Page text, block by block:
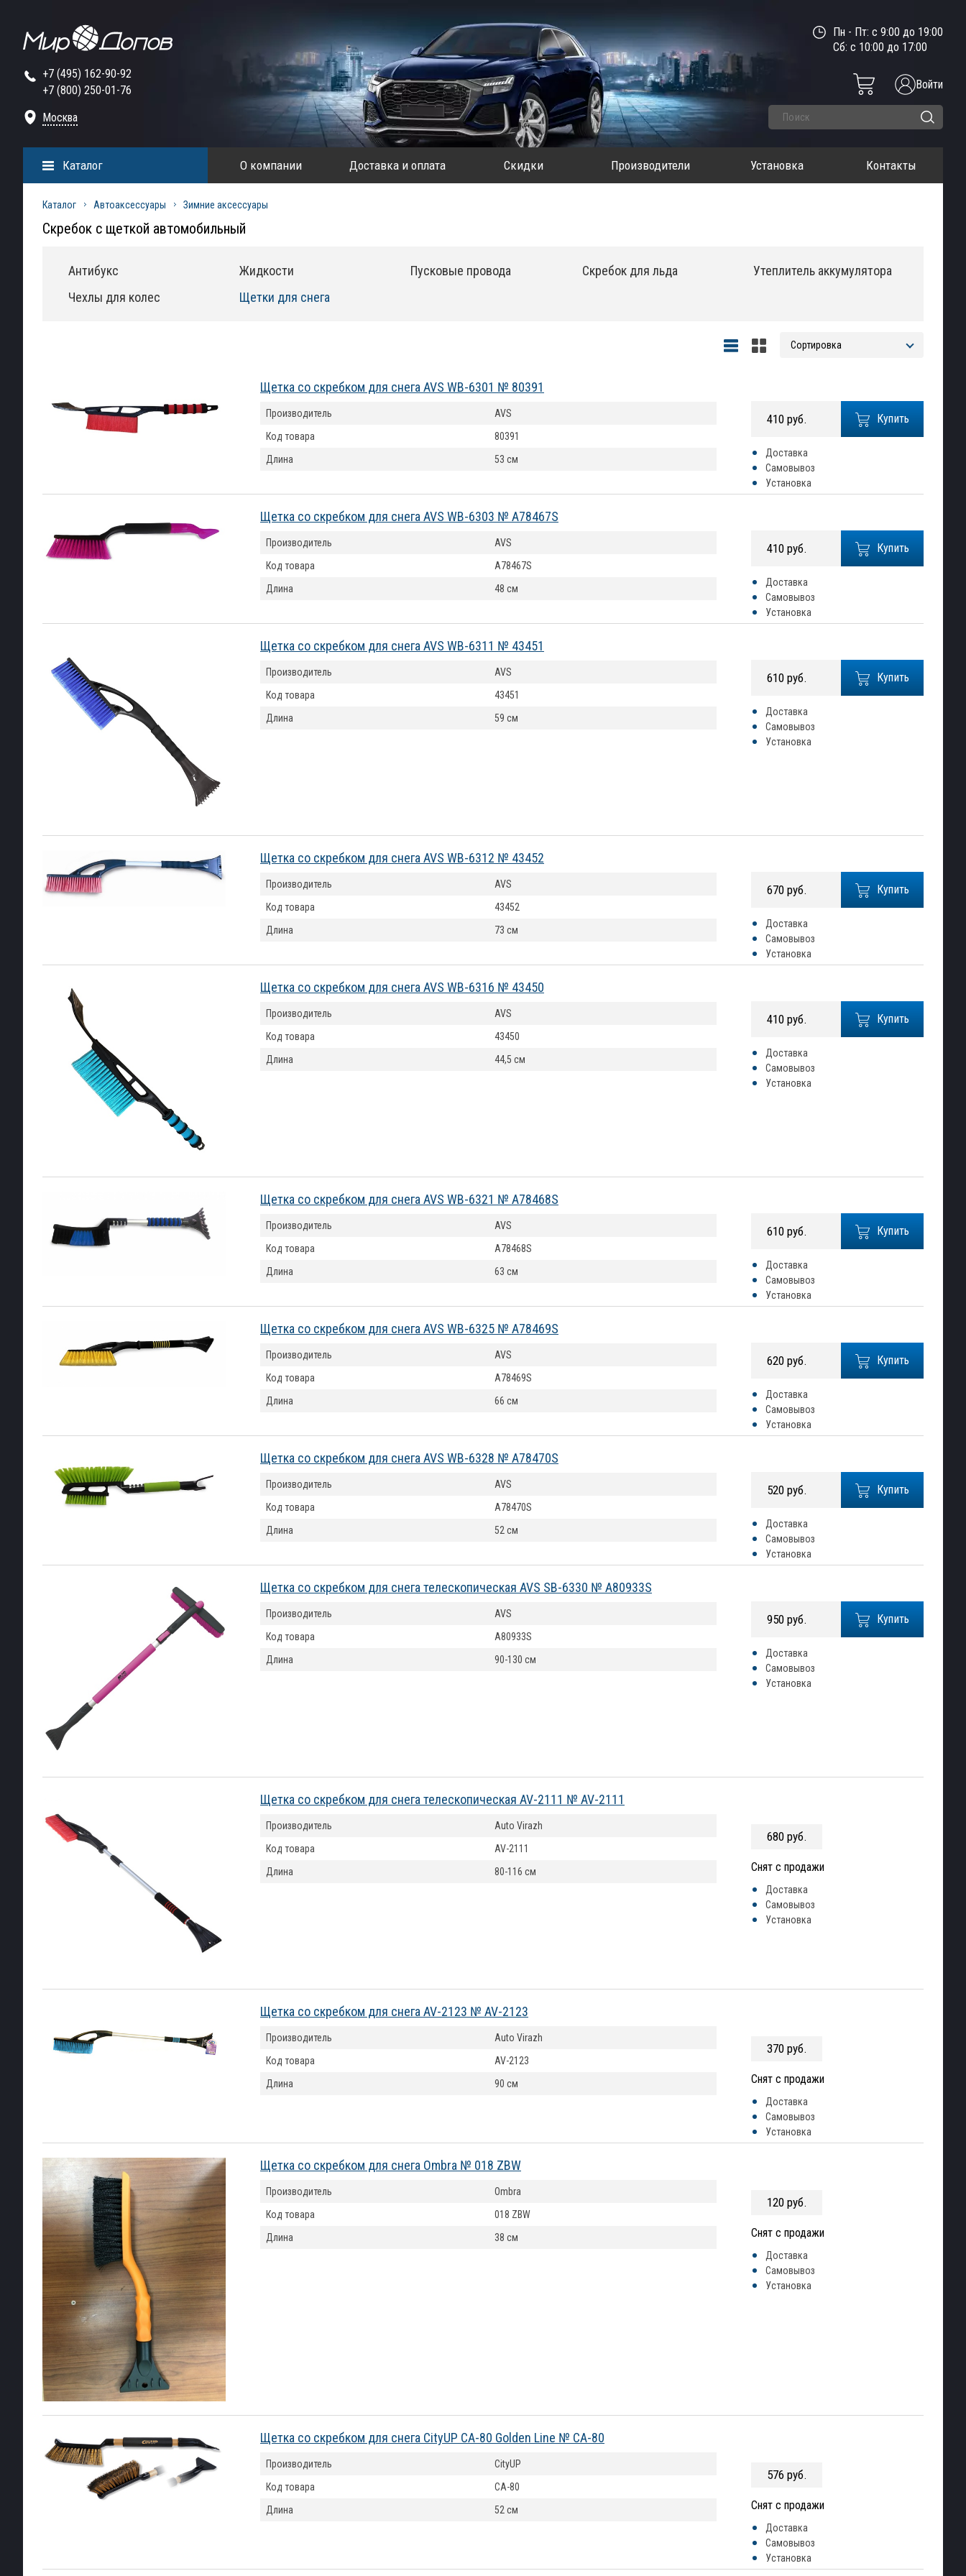
+7 (495) 162-90-92
+7 (800) 250-01-76
Москва
Пн - Пт: с 9:00 до 19:00
Сб: с 10:00 до 17:00
Войти
О компании Доставка и оплата Скидки Производители Установка Контакты
Каталог
Каталог Автоаксессуары Зимние аксессуары
Скребок с щеткой автомобильный
Антибукс Жидкости Пусковые провода Скребок для льда
Утеплитель аккумулятора
Чехлы для колес
Щетки для снега
Щетка со скребком для снега AVS WB-6301 № 80391
Купить
410 руб.
Доставка
Самовывоз
Установка
Производитель
AVS
Код товара
80391
Длина
53 см
Щетка со скребком для снега AVS WB-6303 № A78467S
Купить
410 руб.
Доставка
Самовывоз
Установка
Производитель
AVS
Код товара
A78467S
Длина
48 см
Щетка со скребком для снега AVS WB-6311 № 43451
Купить
610 руб.
Доставка
Самовывоз
Установка
Производитель
AVS
Код товара
43451
Длина
59 см
Щетка со скребком для снега AVS WB-6312 № 43452
Купить
670 руб.
Доставка
Самовывоз
Установка
Производитель
AVS
Код товара
43452
Длина
73 см
Щетка со скребком для снега AVS WB-6316 № 43450
Купить
410 руб.
Доставка
Самовывоз
Установка
Производитель
AVS
Код товара
43450
Длина
44,5 см
Щетка со скребком для снега AVS WB-6321 № A78468S
Купить
610 руб.
Доставка
Самовывоз
Установка
Производитель
AVS
Код товара
A78468S
Длина
63 см
Щетка со скребком для снега AVS WB-6325 № A78469S
Купить
620 руб.
Доставка
Самовывоз
Установка
Производитель
AVS
Код товара
A78469S
Длина
66 см
Щетка со скребком для снега AVS WB-6328 № A78470S
Купить
520 руб.
Доставка
Самовывоз
Установка
Производитель
AVS
Код товара
A78470S
Длина
52 см
Щетка со скребком для снега телескопическая AVS SB-6330 № A80933S
Купить
950 руб.
Доставка
Самовывоз
Установка
Производитель
AVS
Код товара
A80933S
Длина
90-130 см
Щетка со скребком для снега телескопическая AV-2111 № AV-2111
680 руб.
Снят с продажи
Доставка
Самовывоз
Установка
Производитель
Auto Virazh
Код товара
AV-2111
Длина
80-116 см
Щетка со скребком для снега AV-2123 № AV-2123
370 руб.
Снят с продажи
Доставка
Самовывоз
Установка
Производитель
Auto Virazh
Код товара
AV-2123
Длина
90 см
Щетка со скребком для снега Ombra № 018 ZBW
120 руб.
Снят с продажи
Доставка
Самовывоз
Установка
Производитель
Ombra
Код товара
018 ZBW
Длина
38 см
Щетка со скребком для снега CityUP CA-80 Golden Line № CA-80
576 руб.
Снят с продажи
Доставка
Самовывоз
Установка
Производитель
CityUP
Код товара
CA-80
Длина
52 см